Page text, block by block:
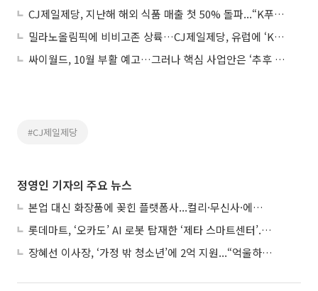
CJ제일제당, 지난해 해외 식품 매출 첫 50% 돌파...“K푸드 신영토 확장 성과”
밀라노올림픽에 비비고존 상륙…CJ제일제당, 유럽에 ‘K푸드 영토’ 넓힌다
싸이월드, 10월 부활 예고…그러나 핵심 사업안은 ‘추후 공개’
#CJ제일제당
정영인 기자의 주요 뉴스
본업 대신 화장품에 꽂힌 플랫폼사...컬리·무신사·에이블리, ‘뷰티 페스타’ 경쟁
롯데마트, ‘오카도’ AI 로봇 탑재한 ‘제타 스마트센터’...온라인 장보기 판 바꾼다
장혜선 이사장, ‘가정 밖 청소년’에 2억 지원...“억울하고 아파도 단단해지길”